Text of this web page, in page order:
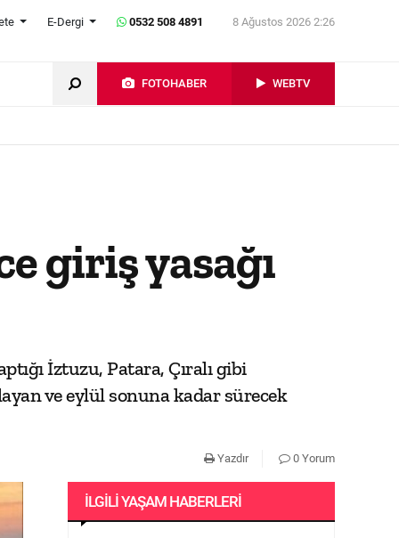
E-Dergi 0532 508 4891 8 Ağustos 2026 2:26
FOTOHABER WEBTV
giriş yasağı
İztuzu, Patara, Çıralı gibi
ve eylül sonuna kadar sürecek
Yazdır 0 Yorum
İLGILI YAŞAM HABERLERI